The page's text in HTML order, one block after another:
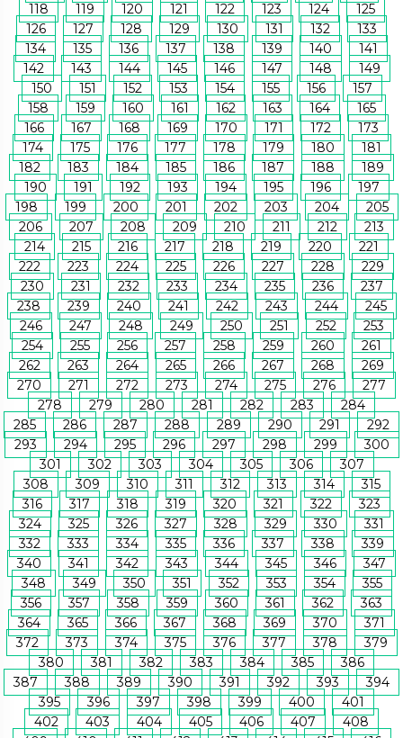
118
119 120 121 122 123 124
125
126
127 128 129 130 131 132
133
134
135 136 137 138 139 140
141
142
143 144 145 146 147 148
149
150
151 152 153 154 155 156
157
158
159 160 161 162 163 164
165
166
167 168 169 170 171 172
173
174
175 176 177 178 179 180
181
182
183 184 185 186 187 188
189
190
191 192 193 194 195 196
197
198
199 200 201 202 203 204
205
206
207 208 209 210 211 212
213
214
215 216 217 218 219 220
221
222
223 224 225 226 227 228
229
230
231 232 233 234 235 236
237
238
239 240 241 242 243 244
245
246
247 248 249 250 251 252
253
254
255 256 257 258 259 260
261
262
263 264 265 266 267 268
269
270
271 272 273 274 275 276
277
278
279 280 281 282 283
284
285
286 287 288 289 290 291
292
293
294 295 296 297 298 299
300
301
302 303 304 305 306
307
308
309 310 311 312 313 314
315
316
317 318 319 320 321 322
323
324
325 326 327 328 329 330
331
332
333 334 335 336 337 338
339
340
341 342 343 344 345 346
347
348
349 350 351 352 353 354
355
356
357 358 359 360 361 362
363
364
365 366 367 368 369 370
371
372
373 374 375 376 377 378
379
380
381 382 383 384 385
386
387
388 389 390 391 392 393
394
395
396 397 398 399 400
401
402
403 404 405 406 407
408